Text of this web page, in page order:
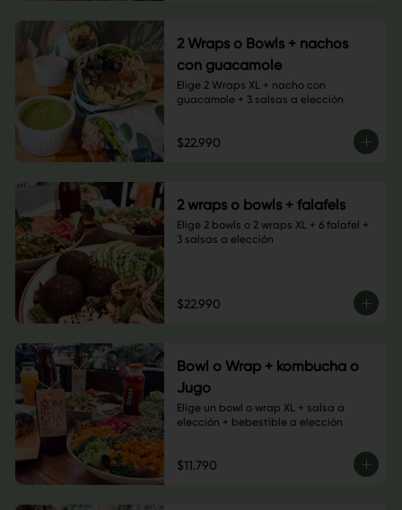
2 Wraps o Bowls + nachos
con guacamole
Elige 2 Wraps XL + nacho con
guacamole + 3 salsas a elección
$22.990
2 wraps o bowls + falafels
Elige 2 bowls o 2 wraps XL + 6 falafel +
3 salsas a elección
$22.990
Bowl o Wrap + kombucha o
Jugo
Elige un bowl o wrap XL + salsa a
elección + bebestible a elección
$11.790